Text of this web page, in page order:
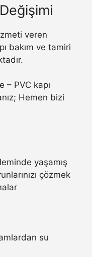
veren
bakım ve tamiri
– PVC kapı
Hemen bizi
yaşamış
çözmek
su